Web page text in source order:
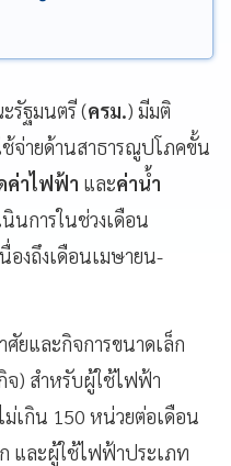
รัฐมนตรี (ครม.) มีมติ
ช้จ่ายด้านสาธารณูปโภคขั้น
ค่าไฟฟ้า และค่าน้ำ
นการในช่วงเดือน
องถึงเดือนเมษายน-
ยและกิจการขนาดเล็ก
จ) สำหรับผู้ใช้ไฟฟ้า
เกิน 150 หน่วยต่อเดือน
และผู้ใช้ไฟฟ้าประเภท